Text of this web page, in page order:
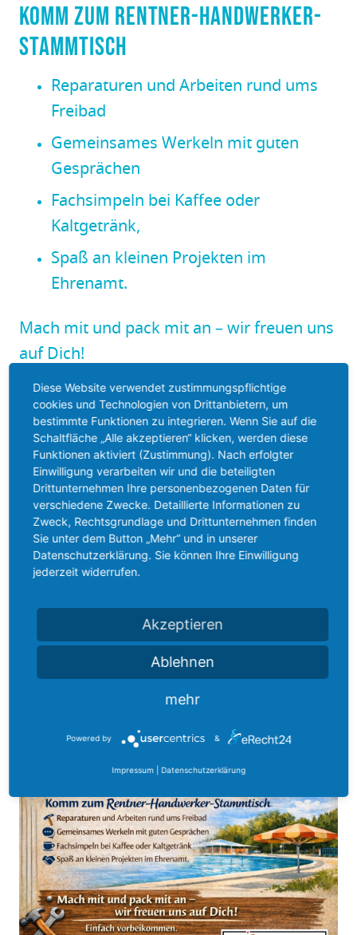
Komm zum Rentner-Handwerker-
Stammtisch
Reparaturen und Arbeiten rund ums
Freibad
Gemeinsames Werkeln mit guten
Gesprächen
Fachsimpeln bei Kaffee oder
Kaltgetränk,
Spaß an kleinen Projekten im
Ehrenamt.
Mach mit und pack mit an – wir freuen uns
auf Dich!
– Einfach vorbeikommen.
Diese Website verwendet zustimmungspflichtige
cookies und Technologien von Drittanbietern, um
bestimmte Funktionen zu integrieren. Wenn Sie auf die
Schaltfläche „Alle akzeptieren“ klicken, werden diese
Funktionen aktiviert (Zustimmung). Nach erfolgter
Einwilligung verarbeiten wir und die beteiligten
Drittunternehmen Ihre personenbezogenen Daten für
verschiedene Zwecke. Detaillierte Informationen zu
Zweck, Rechtsgrundlage und Drittunternehmen finden
Sie unter dem Button „Mehr“ und in unserer
Datenschutzerklärung. Sie können Ihre Einwilligung
jederzeit widerrufen.
Akzeptieren
Ablehnen
mehr
Powered by &
Impressum Datenschutzerklärung